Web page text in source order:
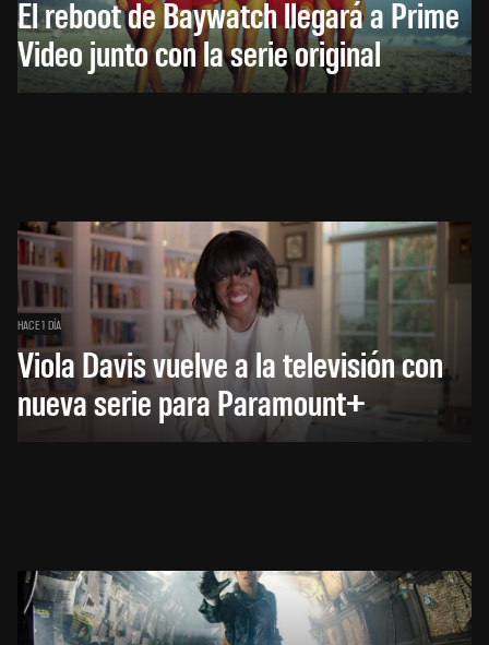
El reboot de Baywatch llegará a Prime
Video junto con la serie original
HACE 1 DÍA
Viola Davis vuelve a la televisión con
nueva serie para Paramount+